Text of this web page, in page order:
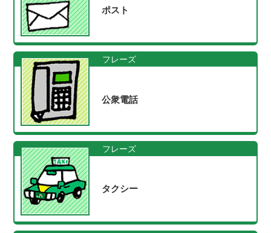
ポスト
フレーズ
公衆電話
フレーズ
タクシー